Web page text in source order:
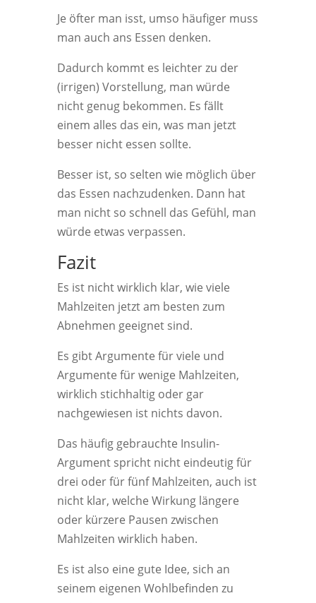
Je öfter man isst, umso häufiger muss
man auch ans Essen denken.
Dadurch kommt es leichter zu der
(irrigen) Vorstellung, man würde
nicht genug bekommen. Es fällt
einem alles das ein, was man jetzt
besser nicht essen sollte.
Besser ist, so selten wie möglich über
das Essen nachzudenken. Dann hat
man nicht so schnell das Gefühl, man
würde etwas verpassen.
Fazit
Es ist nicht wirklich klar, wie viele
Mahlzeiten jetzt am besten zum
Abnehmen geeignet sind.
Es gibt Argumente für viele und
Argumente für wenige Mahlzeiten,
wirklich stichhaltig oder gar
nachgewiesen ist nichts davon.
Das häufig gebrauchte Insulin-
Argument spricht nicht eindeutig für
drei oder für fünf Mahlzeiten, auch ist
nicht klar, welche Wirkung längere
oder kürzere Pausen zwischen
Mahlzeiten wirklich haben.
Es ist also eine gute Idee, sich an
seinem eigenen Wohlbefinden zu